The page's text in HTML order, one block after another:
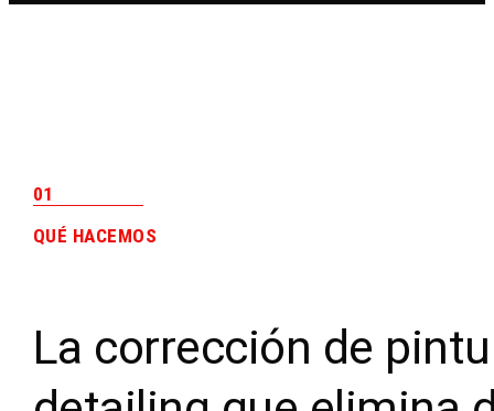
01
QUÉ HACEMOS
La corrección de